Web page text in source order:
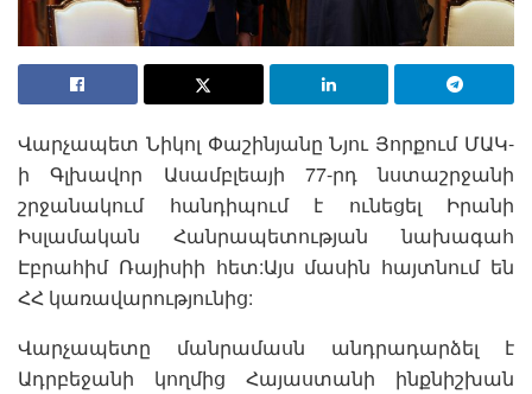
Վարչապետ Նիկոլ Փաշինյանը Նյու Յորքում ՄԱԿ-
ի Գլխավոր Ասամբլեայի 77-րդ նստաշրջանի
շրջանակում հանդիպում է ունեցել Իրանի
Իսլամական Հանրապետության նախագահ
Էբրահիմ Ռայիսիի հետ:Այս մասին հայտնում են
ՀՀ կառավարությունից:
Վարչապետը մանրամասն անդրադարձել է
Ադրբեջանի կողմից Հայաստանի ինքնիշխան